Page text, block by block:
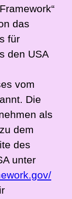
das
für
den USA
vom
Die
als
dem
des
unter